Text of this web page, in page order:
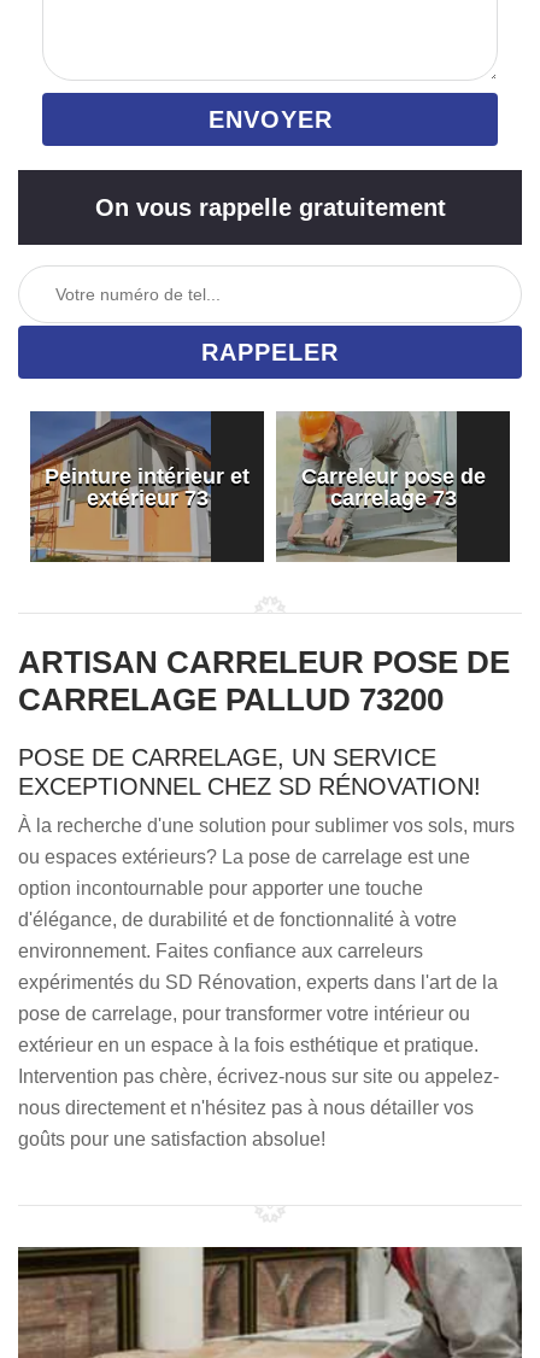
On vous rappelle gratuitement
Peinture intérieur et
extérieur 73
Carreleur pose de
carrelage 73
ARTISAN CARRELEUR POSE DE
CARRELAGE PALLUD 73200
POSE DE CARRELAGE, UN SERVICE
EXCEPTIONNEL CHEZ SD RÉNOVATION!
À la recherche d'une solution pour sublimer vos sols, murs
ou espaces extérieurs? La pose de carrelage est une
option incontournable pour apporter une touche
d'élégance, de durabilité et de fonctionnalité à votre
environnement. Faites confiance aux carreleurs
expérimentés du SD Rénovation, experts dans l'art de la
pose de carrelage, pour transformer votre intérieur ou
extérieur en un espace à la fois esthétique et pratique.
Intervention pas chère, écrivez-nous sur site ou appelez-
nous directement et n'hésitez pas à nous détailler vos
goûts pour une satisfaction absolue!